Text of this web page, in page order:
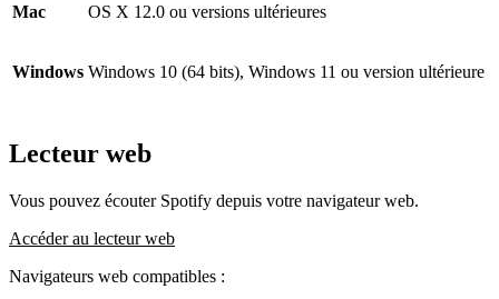
Mac OS X 12.0 ou versions ultérieures
Windows Windows 10 (64 bits), Windows 11 ou version ultérieure
Lecteur web
Vous pouvez écouter Spotify depuis votre navigateur web.
Accéder au lecteur web
Navigateurs web compatibles :